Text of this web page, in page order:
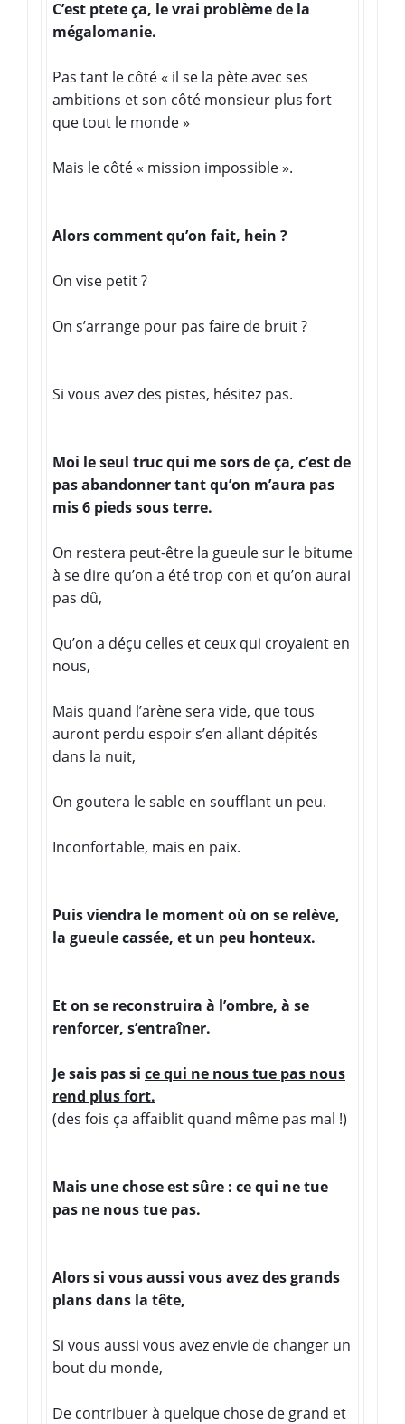
C’est ptete ça, le vrai problème de la
mégalomanie.
Pas tant le côté « il se la pète avec ses
ambitions et son côté monsieur plus fort
que tout le monde »
Mais le côté « mission impossible ».
Alors comment qu’on fait, hein ?
On vise petit ?
On s’arrange pour pas faire de bruit ?
Si vous avez des pistes, hésitez pas.
Moi le seul truc qui me sors de ça, c’est de
pas abandonner tant qu’on m’aura pas
mis 6 pieds sous terre.
On restera peut-être la gueule sur le bitume
à se dire qu’on a été trop con et qu’on aurai
pas dû,
Qu’on a déçu celles et ceux qui croyaient en
nous,
Mais quand l’arène sera vide, que tous
auront perdu espoir s’en allant dépités
dans la nuit,
On goutera le sable en soufflant un peu.
Inconfortable, mais en paix.
Puis viendra le moment où on se relève,
la gueule cassée, et un peu honteux.
Et on se reconstruira à l’ombre, à se
renforcer, s’entraîner.
Je sais pas si ce qui ne nous tue pas nous
rend plus fort.
(des fois ça affaiblit quand même pas mal !)
Mais une chose est sûre : ce qui ne tue
pas ne nous tue pas.
Alors si vous aussi vous avez des grands
plans dans la tête,
Si vous aussi vous avez envie de changer un
bout du monde,
De contribuer à quelque chose de grand et